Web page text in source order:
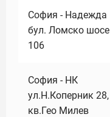
София - Надежда
бул. Ломско шосе
106
София - НК
ул.Н.Коперник 28,
кв.Гео Милев